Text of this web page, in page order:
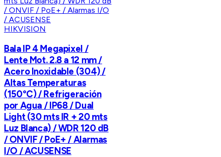
HIKVISION
Bala IP 4 Megapixel /
Lente Mot. 2.8 a 12 mm /
Acero Inoxidable (304) /
Altas Temperaturas
(150°C) / Refrigeración
por Agua / IP68 / Dual
Light (30 mts IR + 20 mts
Luz Blanca) / WDR 120 dB
/ ONVIF / PoE+ / Alarmas
I/O / ACUSENSE